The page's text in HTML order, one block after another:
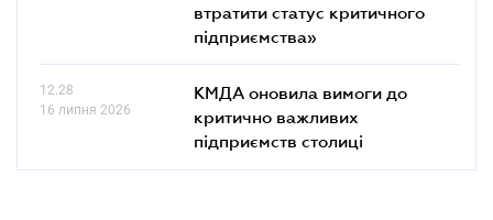
втратити статус критичного
підприємства»
12.28
16 липня 2026
КМДА оновила вимоги до
критично важливих
підприємств столиці